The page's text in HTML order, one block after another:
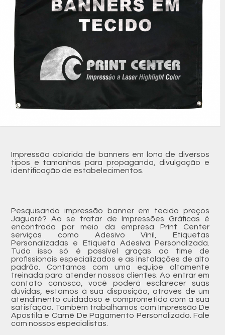
Impressão colorida de banners em lona de diversos
tipos e tamanhos para propaganda, divulgação e
identificação de estabelecimentos.
Pesquisando impressão banner em tecido preços
Jaguaré? Ao se tratar de Impressões Gráficas é
encontrada por meio da empresa Print Center
serviços como Adesivo Vinil, Etiquetas
Personalizadas e Etiqueta Adesiva Personalizada.
Tudo isso só é possível graças ao time de
profissionais especializados e as instalações de alto
padrão. Contamos com uma equipe altamente
treinada para atender nossos clientes. Ao entrar em
contato conosco, você poderá esclarecer suas
dúvidas, estamos à sua disposição, através de um
atendimento cuidadoso e comprometido com a sua
satisfação. Também trabalhamos com Impressão De
Apostila e Carnê De Pagamento Personalizado. Fale
com nossos especialistas.